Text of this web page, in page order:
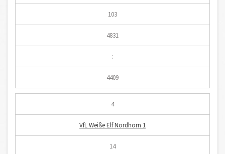
103
4831
:
4409
4
VfL Weiße Elf Nordhorn 1
14